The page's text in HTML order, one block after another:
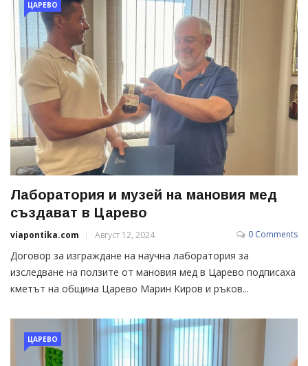
ЦАРЕВО
Лаборатория и музей на мановия мед
създават в Царево
viapontika.com Август 12, 2024 0 Comments
Договор за изграждане на научна лаборатория за
изследване на ползите от мановия мед в Царево подписаха
кметът на община Царево Марин Киров и ръков...
ЦАРЕВО